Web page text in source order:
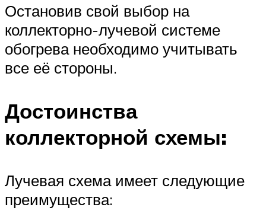
Остановив свой выбор на
коллекторно-лучевой системе
обогрева необходимо учитывать
все её стороны.
Достоинства
коллекторной схемы:
Лучевая схема имеет следующие
преимущества: